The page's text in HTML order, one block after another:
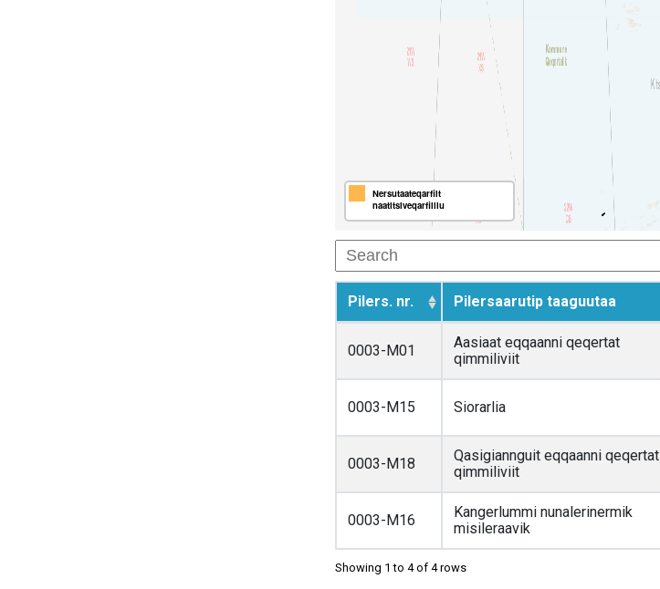
Nersutaateqarfiit
naatitsiveqarfiillu
Pilers. nr. Pilersaarutip taaguutaa
0003-M01
Aasiaat eqqaanni qeqertat
qimmiliviit
0003-M15 Siorarlia
0003-M18
Qasigiannguit eqqaanni qeqertat
qimmiliviit
0003-M16
Kangerlummi nunalerinermik
misileraavik
Showing 1 to 4 of 4 rows